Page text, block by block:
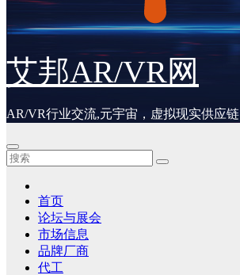
艾邦AR/VR网
AR/VR行业交流,元宇宙，虚拟现实供应链
首页
论坛与展会
市场信息
品牌厂商
代工